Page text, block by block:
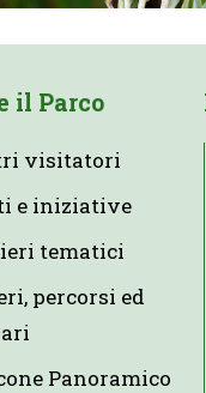
il Parco
visitatori
e iniziative
tematici
percorsi ed
Panoramico